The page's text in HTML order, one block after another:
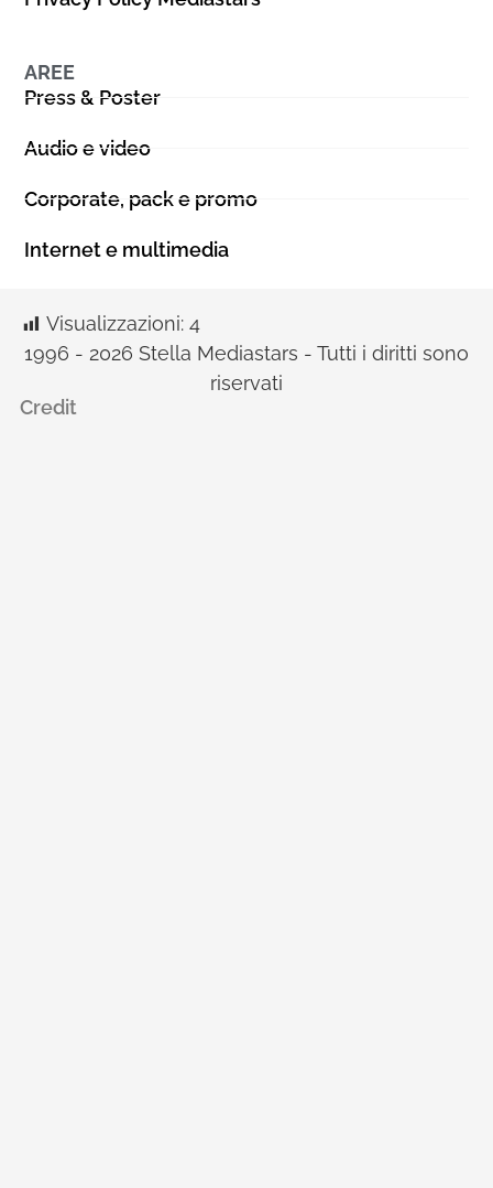
AREE
Press & Poster
Audio e video
Corporate, pack e promo
Internet e multimedia
Visualizzazioni: 4
1996 - 2026 Stella Mediastars - Tutti i diritti sono
riservati
Credit